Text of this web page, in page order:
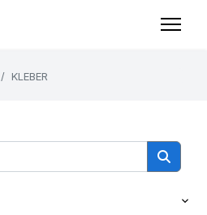
KLEBER